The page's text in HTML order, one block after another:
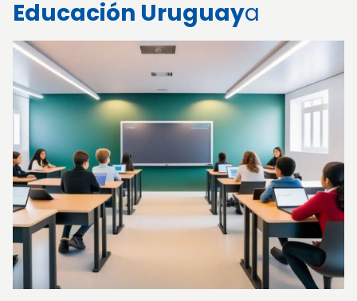
Educación Uruguaya